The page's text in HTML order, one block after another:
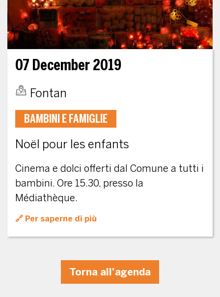
07 December 2019
Fontan
BAMBINI E FAMIGLIE
Noël pour les enfants
Cinema e dolci offerti dal Comune a tutti i
bambini. Ore 15.30, presso la
Médiathèque.
Per saperne di più
Torna all'agenda